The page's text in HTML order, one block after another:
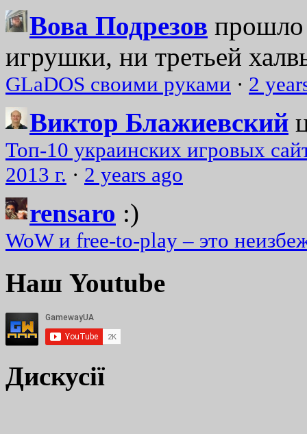
Вова Подрезов прошло
игрушки, ни третьей
GLaDOS своими руками · 2
Виктор Блажиевский
Топ-10 украинских игровых
2013 г. · 2 years ago
rensaro :)
WoW и free-to-play – это
Наш Youtube
Дискусії